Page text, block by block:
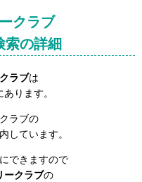
クラブ
索の詳細
ラブは
ります。
ラブの
しています。
できますので
ークラブの